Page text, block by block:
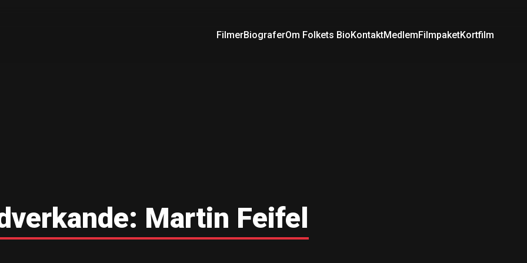
FilmerBiograferOm Folkets BioKontaktMedlemFilmpaketKortfilm
Martin Feifel